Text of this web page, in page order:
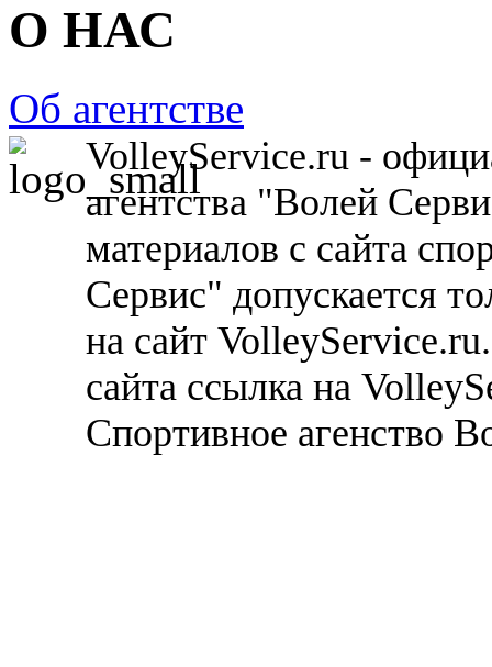
О НАС
Об агентстве
VolleyService.ru -
агентства "Волей
материалов с сайта
Сервис" допускается
на сайт
сайта ссылка на
Спортивное агенство